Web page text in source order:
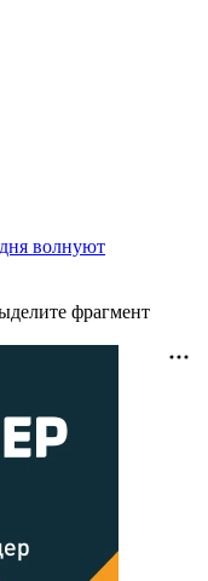
волнуют
фрагмент